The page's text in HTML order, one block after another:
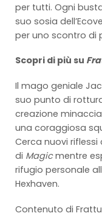
per tutti. Ogni
suo sosia
per uno scontro di
Scopri di più su
Il mago geniale
suo punto di
creazione
una coraggiosa
Cerca nuovi
di Magicmentre
rifugio personale
Hexhaven.
Contenuto di